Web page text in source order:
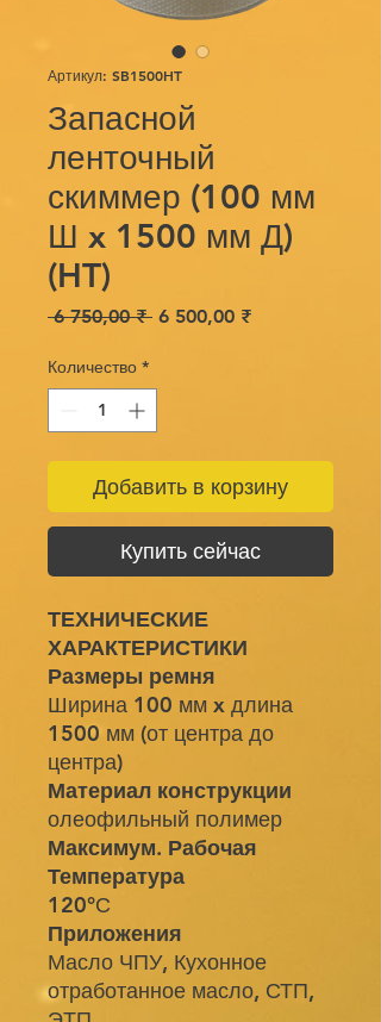
Артикул: SB1500HT
Запасной
ленточный
скиммер (100 мм
Ш x 1500 мм Д)
(HT)
6 750,00 ₹ Обычная
6 500,00 ₹Спеццена
Количество *
Добавить в корзину
Купить сейчас
ТЕХНИЧЕСКИЕ
ХАРАКТЕРИСТИКИ
Размеры ремня
Ширина 100 мм x длина
1500 мм (от центра до
центра)
Материал конструкции
олеофильный полимер
Максимум. Рабочая
Температура
120°С
Приложения
Масло ЧПУ, Кухонное
отработанное масло, СТП,